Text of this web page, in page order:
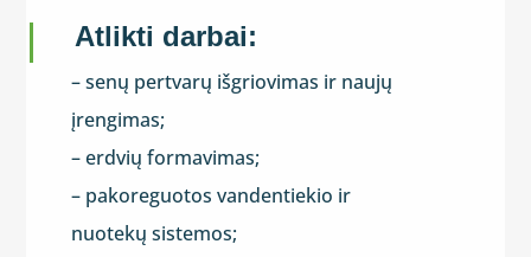
Atlikti darbai:
– senų pertvarų išgriovimas ir naujų
įrengimas;
– erdvių formavimas;
– pakoreguotos vandentiekio ir
nuotekų sistemos;